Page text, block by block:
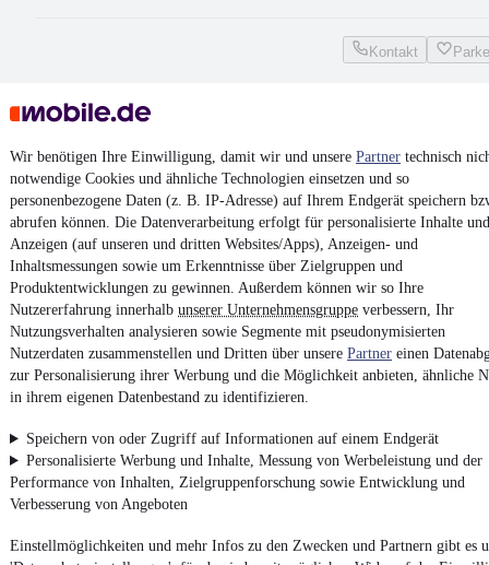
Wir benötigen Ihre Einwilligung, damit wir und unsere Partner technisch
notwendige Cookies und ähnliche Technologien einsetzen und so
personenbezogene Daten (z. B. IP-Adresse) auf Ihrem Endgerät speichern
abrufen können. Die Datenverarbeitung erfolgt für personalisierte Inhalte und
Anzeigen (auf unseren und dritten Websites/Apps), Anzeigen- und
Inhaltsmessungen sowie um Erkenntnisse über Zielgruppen und
Produktentwicklungen zu gewinnen. Außerdem können wir so Ihre
Nutzererfahrung innerhalb unserer Unternehmensgruppe verbessern, Ihr
Nutzungsverhalten analysieren sowie Segmente mit pseudonymisierten
Nutzerdaten zusammenstellen und Dritten über unsere Partner einen
zur Personalisierung ihrer Werbung und die Möglichkeit anbieten, ähnliche
in ihrem eigenen Datenbestand zu identifizieren.
Speichern von oder Zugriff auf Informationen auf einem Endgerät
Personalisierte Werbung und Inhalte, Messung von Werbeleistung und der
Performance von Inhalten, Zielgruppenforschung sowie Entwicklung und
Verbesserung von Angeboten
Einstellmöglichkeiten und mehr Infos zu den Zwecken und Partnern gibt es
Kontakt
4.6 Sterne
Nutze mobile.de schnell und einfach
App installieren
Impressum
AGB
Vertrag widerrufen
Datenschutzeinstellungen
Erklärung zur Barrierefreiheit
Report Security Vulnerability (English)